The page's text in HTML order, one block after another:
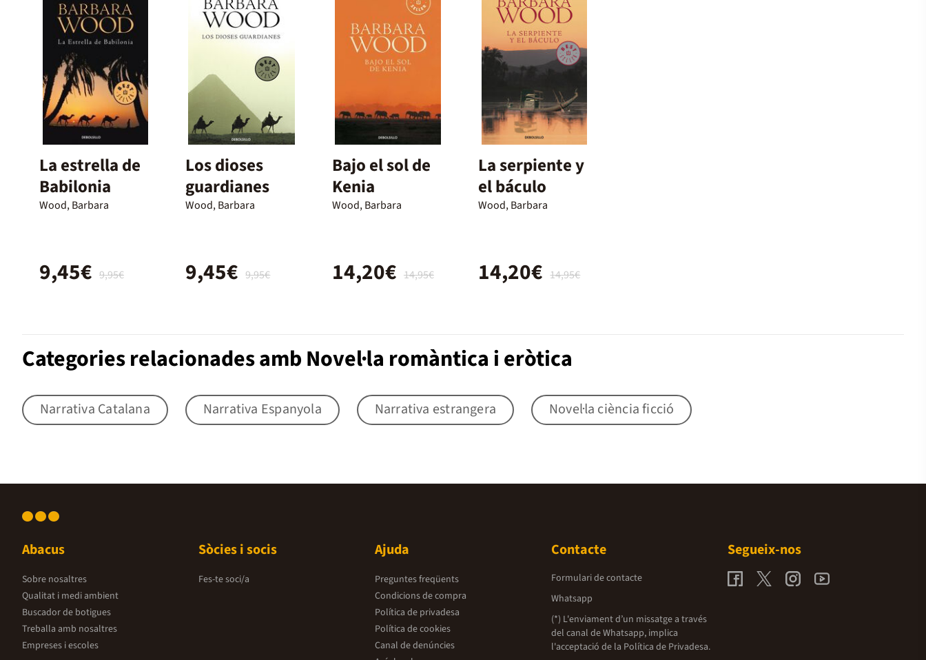
La estrella de
Babilonia
Wood, Barbara
9,95€
9,45€
Los dioses
guardianes
Wood, Barbara
9,95€
9,45€
Bajo el sol de
Kenia
Wood, Barbara
14,95€
14,20€
La serpiente y
el báculo
Wood, Barbara
14,95€
14,20€
Categories relacionades amb Novel·la romàntica i eròtica
Narrativa Catalana Narrativa Espanyola Narrativa estrangera Novel·la ciència ficció
Abacus
Sobre nosaltres
Qualitat i medi ambient
Buscador de botigues
Treballa amb nosaltres
Empreses i escoles
Sòcies i socis
Fes-te soci/a
Ajuda
Preguntes freqüents
Condicions de compra
Política de privadesa
Política de cookies
Canal de denúncies
Contacte
Formulari de contacte
Whatsapp
(*) L'enviament d’un missatge a través
del canal de Whatsapp, implica
l'acceptació de la Política de Privadesa.
Segueix-nos